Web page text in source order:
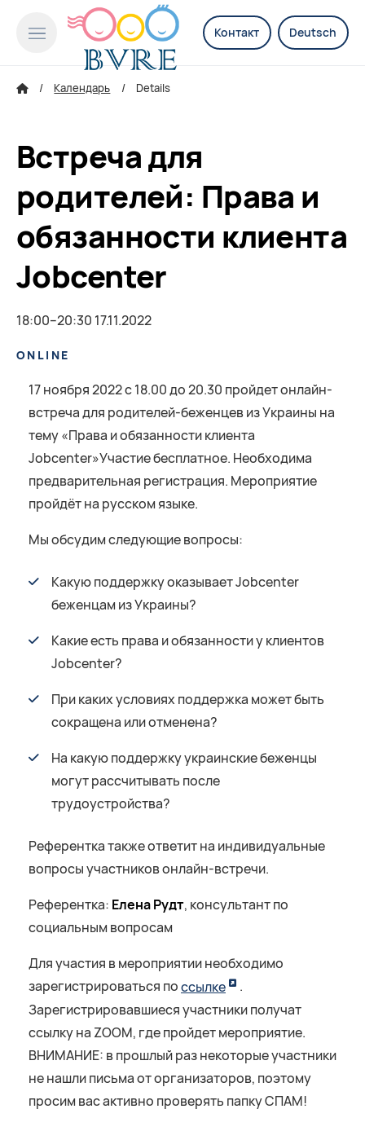
Контакт Deutsch
Календарь Details
Встреча для
родителей: Права и
обязанности клиента
Jobcenter
18:00–20:30 17.11.2022
ONLINE
17 ноября 2022 с 18.00 до 20.30 пройдет онлайн-
встреча для родителей-беженцев из Украины на
тему «Права и обязанности клиента
Jobcenter»Участие бесплатное. Необходима
предварительная регистрация. Мероприятие
пройдёт на русском языке.
Мы обсудим следующие вопросы:
Какую поддержку оказывает Jobcenter
беженцам из Украины?
Какие есть права и обязанности у клиентов
Jobcenter?
При каких условиях поддержка может быть
сокращена или отменена?
На какую поддержку украинские беженцы
могут рассчитывать после
трудоустройства?
Референтка также ответит на индивидуальные
вопросы участников онлайн-встречи.
Референтка: Елена Рудт, консультант по
социальным вопросам
Для участия в мероприятии необходимо
зарегистрироваться поссылке
.
Зарегистрировавшиеся участники получат
ссылку на ZOOM, где пройдет мероприятие.
ВНИМАНИЕ: в прошлый раз некоторые участники
не нашли письма от организаторов, поэтому
просим вас активно проверять папку СПАМ!